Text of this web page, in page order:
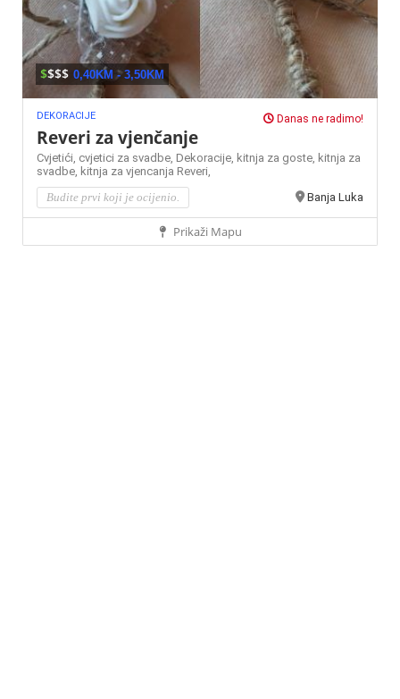
$$$$ 0,40KM - 3,50KM
DEKORACIJE Danas ne radimo!
Reveri za vjenčanje
Cvjetići, cvjetici za svadbe, Dekoracije, kitnja za goste, kitnja za
svadbe, kitnja za vjencanja Reveri,
Budite prvi koji je ocijenio.
Banja Luka
Prikaži Mapu